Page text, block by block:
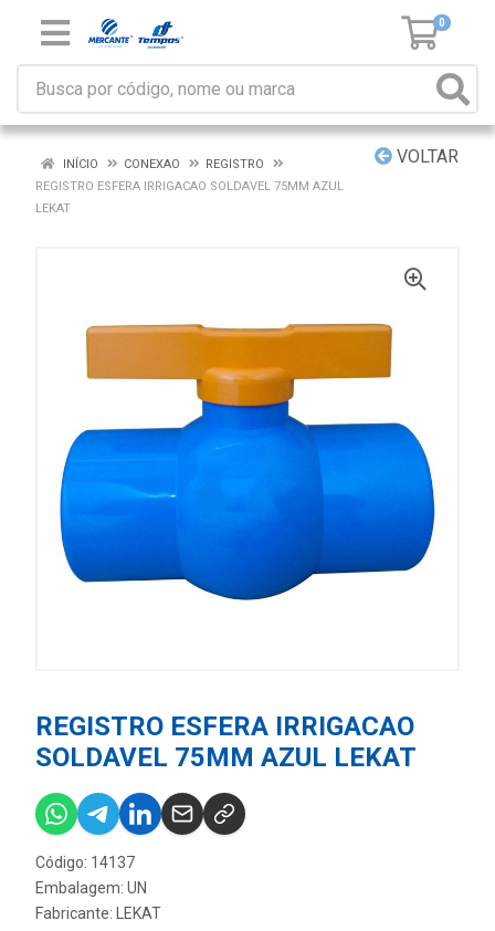
0
VOLTAR
INÍCIO CONEXAO
REGISTRO
REGISTRO ESFERA IRRIGACAO SOLDAVEL 75MM AZUL
LEKAT
REGISTRO ESFERA IRRIGACAO
SOLDAVEL 75MM AZUL LEKAT
Código: 14137
Embalagem: UN
Fabricante:
LEKAT